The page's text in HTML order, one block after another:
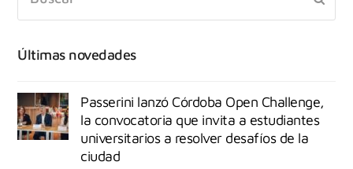
Últimas novedades
Passerini lanzó Córdoba Open Challenge,
la convocatoria que invita a estudiantes
universitarios a resolver desafíos de la
ciudad